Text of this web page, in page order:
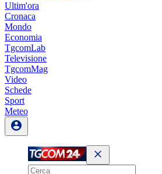
Ultim'ora
Cronaca
Mondo
Economia
TgcomLab
Televisione
TgcomMag
Video
Schede
Sport
Meteo